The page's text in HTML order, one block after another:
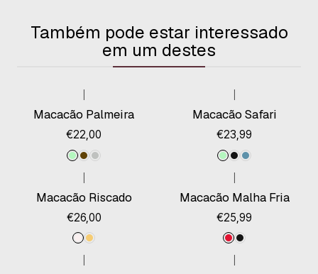
Também pode estar interessado
em um destes
Macacão Palmeira
€22,00
Macacão Safari
€23,99
Macacão Riscado
€26,00
Macacão Malha Fria
€25,99